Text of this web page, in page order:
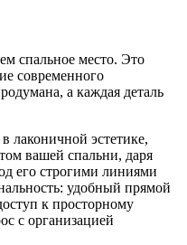
спальное место. Это
современного
а каждая деталь
лаконичной эстетике,
вашей спальни, даря
его строгими линиями
удобный прямой
к просторному
с организацией